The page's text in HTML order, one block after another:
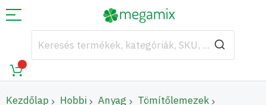
Kezdőlap Hobbi Anyag
Tömítőlemezek